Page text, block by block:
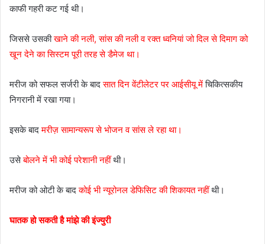
काफी गहरी कट गई थी।
जिससे उसकीखाने की नली, सांस की नली व रक्त ध्वनियां जो दिल से दिमाग को
खून देने का सिस्टम पूरी तरह से डैमेज था।
मरीज को सफल सर्जरी के बादसात दिन वेंटीलेटर पर आईसीयू मेंचिकित्सकीय
निगरानी में रखा गया।
इसके बादमरीज़ सामान्यरूप से भोजन व सांस ले रहा था।
उसेबोलने में भी कोई परेशानी नहींथी।
मरीज को ओटी के बादकोई भी न्यूरोनल डेफिसिट की शिकायत नहींथी।
घातक हो सकती है मांझे की इंज्युरी